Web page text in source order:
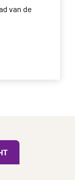
van de